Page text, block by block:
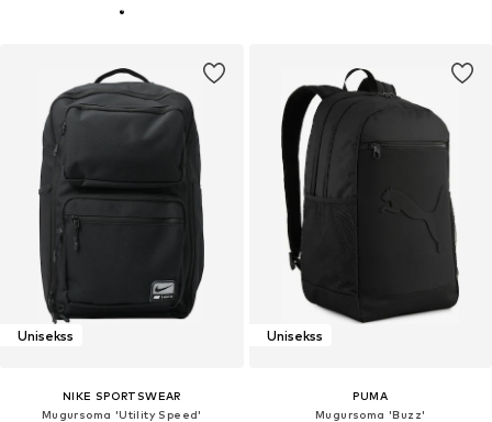
Unisekss
NIKE SPORTSWEAR
Mugursoma 'Utility Speed'
Unisekss
PUMA
Mugursoma 'Buzz'